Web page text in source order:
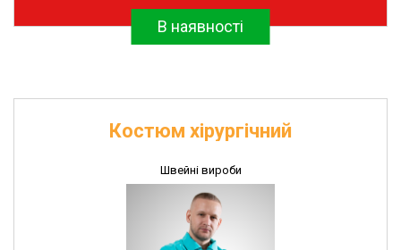
В наявності
Костюм хірургічний
Швейні вироби